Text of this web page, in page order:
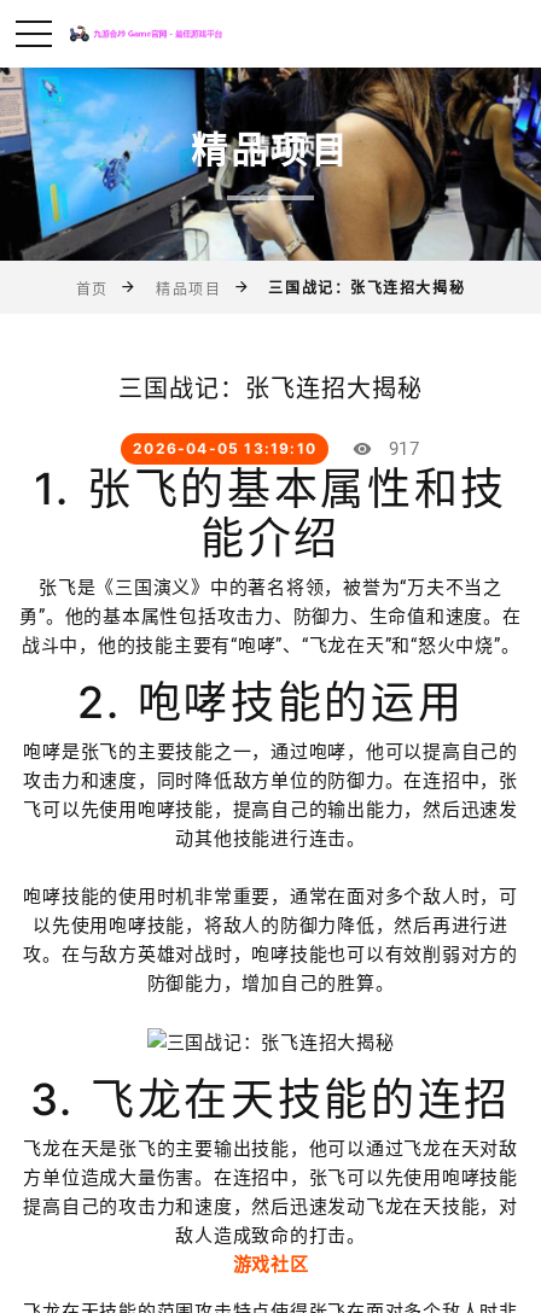
精品项目
首页 精品项目 三国战记：张飞连招大揭秘
三国战记：张飞连招大揭秘
2026-04-05 13:19:10 917
1. 张飞的基本属性和技
能介绍
张飞是《三国演义》中的著名将领，被誉为“万夫不当之
勇”。他的基本属性包括攻击力、防御力、生命值和速度。在
战斗中，他的技能主要有“咆哮”、“飞龙在天”和“怒火中烧”。
2. 咆哮技能的运用
咆哮是张飞的主要技能之一，通过咆哮，他可以提高自己的
攻击力和速度，同时降低敌方单位的防御力。在连招中，张
飞可以先使用咆哮技能，提高自己的输出能力，然后迅速发
动其他技能进行连击。
咆哮技能的使用时机非常重要，通常在面对多个敌人时，可
以先使用咆哮技能，将敌人的防御力降低，然后再进行进
攻。在与敌方英雄对战时，咆哮技能也可以有效削弱对方的
防御能力，增加自己的胜算。
3. 飞龙在天技能的连招
飞龙在天是张飞的主要输出技能，他可以通过飞龙在天对敌
方单位造成大量伤害。在连招中，张飞可以先使用咆哮技能
提高自己的攻击力和速度，然后迅速发动飞龙在天技能，对
敌人造成致命的打击。
游戏社区